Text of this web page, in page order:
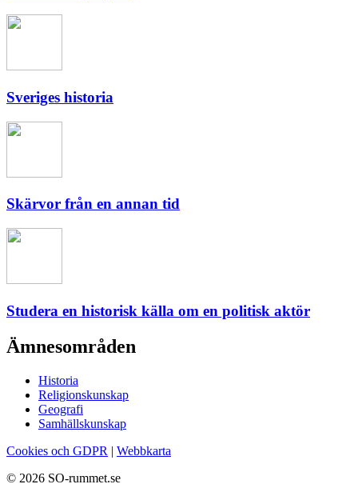
Sveriges historia
Skärvor från en annan tid
Studera en historisk källa om en politisk aktör
Ämnesområden
Historia
Religionskunskap
Geografi
Samhällskunskap
Cookies och GDPR | Webbkarta
© 2026 SO-rummet.se